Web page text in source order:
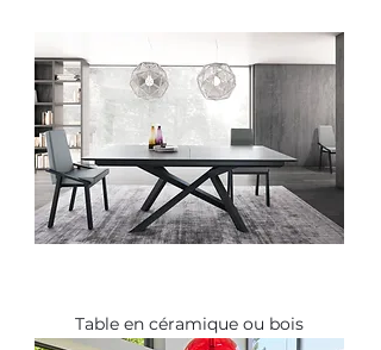
Table en céramique ou bois